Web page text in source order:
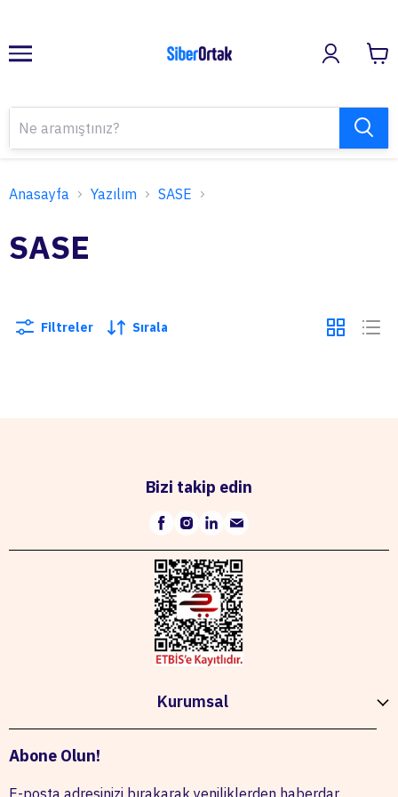
Anasayfa Yazılım SASE
SASE
Filtreler Sırala
Bizi takip edin
Kurumsal
Abone Olun!